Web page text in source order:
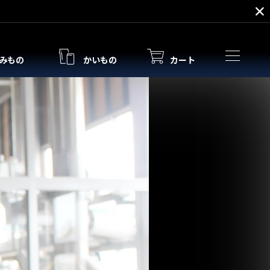
もの かいもの カート